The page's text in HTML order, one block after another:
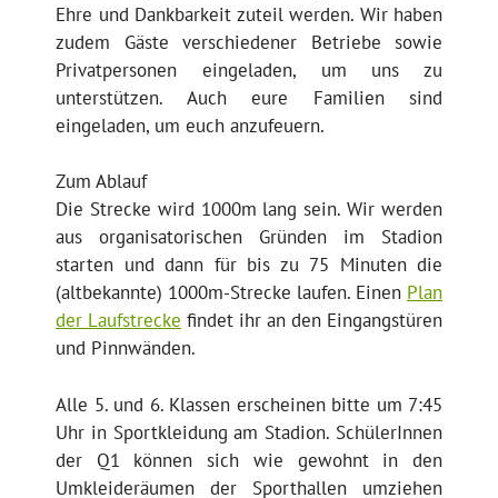
Ehre und Dankbarkeit zuteil werden. Wir haben
zudem Gäste verschiedener Betriebe sowie
Privatpersonen eingeladen, um uns zu
unterstützen. Auch eure Familien sind
eingeladen, um euch anzufeuern.
Zum Ablauf
Die Strecke wird 1000m lang sein. Wir werden
aus organisatorischen Gründen im Stadion
starten und dann für bis zu 75 Minuten die
(altbekannte) 1000m-Strecke laufen. Einen Plan
der Laufstrecke findet ihr an den Eingangstüren
und Pinnwänden.
Alle 5. und 6. Klassen erscheinen bitte um 7:45
Uhr in Sportkleidung am Stadion. SchülerInnen
der Q1 können sich wie gewohnt in den
Umkleideräumen der Sporthallen umziehen